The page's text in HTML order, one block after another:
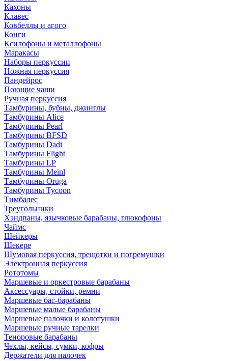
Кахоны
Клавес
Ковбеллы и агого
Конги
Ксилофоны и металлофоны
Маракасы
Наборы перкуссии
Ножная перкуссия
Пандейрос
Поющие чаши
Ручная перкуссия
Тамбурины, бубны, джинглы
Тамбурины Alice
Тамбурины Pearl
Тамбурины BFSD
Тамбурины Dadi
Тамбурины Flight
Тамбурины LP
Тамбурины Meinl
Тамбурины Oruga
Тамбурины Tycoon
Тимбалес
Треугольники
Хэндпаны, язычковые барабаны, глюкофоны
Чаймс
Шейкеры
Шекере
Шумовая перкуссия, трещотки и погремушки
Электронная перкуссия
Рототомы
Маршевые и оркестровые барабаны
Аксессуары, стойки, ремни
Маршевые бас-барабаны
Маршевые малые барабаны
Маршевые палочки и колотушки
Маршевые ручные тарелки
Теноровые барабаны
Чехлы, кейсы, сумки, кофры
Держатели для палочек